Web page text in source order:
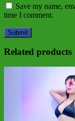
Save my name,
time I comment.
Related products